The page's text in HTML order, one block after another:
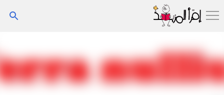
التخطي إلى المحتوى الرئيسي